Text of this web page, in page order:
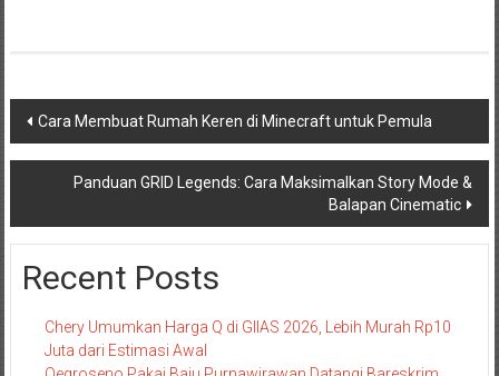
Navigasi
pos
Cara Membuat Rumah Keren di Minecraft untuk Pemula
Panduan GRID Legends: Cara Maksimalkan Story Mode &
Balapan Cinematic
Recent Posts
Chery Umumkan Harga Q di GIIAS 2026, Lebih Murah Rp10
Juta dari Estimasi Awal